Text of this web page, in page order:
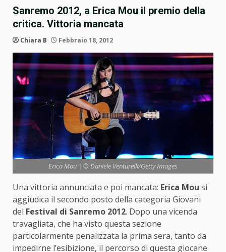
Sanremo 2012, a Erica Mou il premio della
critica. Vittoria mancata
Chiara B Febbraio 18, 2012
Erica Mou | © Daniele Venturelli/Getty Images
Una vittoria annunciata e poi mancata: Erica Mou si
aggiudica il secondo posto della categoria Giovani
del Festival di Sanremo 2012. Dopo una vicenda
travagliata, che ha visto questa sezione
particolarmente penalizzata la prima sera, tanto da
impedirne l’esibizione, il percorso di questa giocane